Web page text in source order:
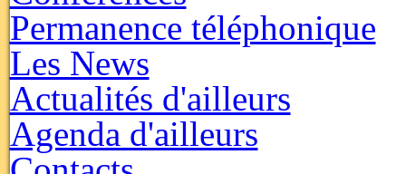
Permanence téléphonique
Les News
Actualités d'ailleurs
Agenda d'ailleurs